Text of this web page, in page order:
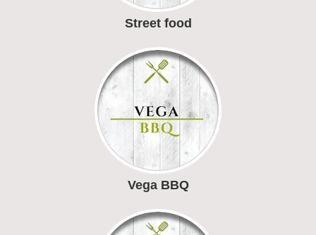
Street food
Vega BBQ